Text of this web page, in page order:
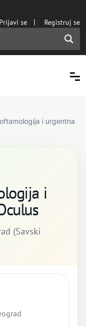
Prijavi se
Registruj se
i urgentna
i
(Savski